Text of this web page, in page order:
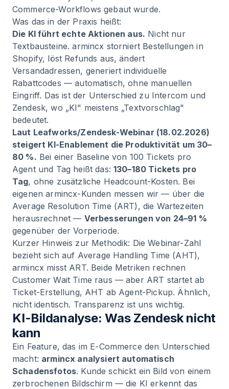
Commerce-Workflows gebaut wurde.
Was das in der Praxis heißt:
Die KI führt echte Aktionen aus. Nicht nur
Textbausteine. armincx storniert Bestellungen in
Shopify, löst Refunds aus, ändert
Versandadressen, generiert individuelle
Rabattcodes — automatisch, ohne manuellen
Eingriff. Das ist der Unterschied zu Intercom und
Zendesk, wo „KI" meistens „Textvorschlag"
bedeutet.
Laut Leafworks/Zendesk-Webinar (18.02.2026)
steigert KI-Enablement die Produktivität um 30–
80 %. Bei einer Baseline von 100 Tickets pro
Agent und Tag heißt das:130–180 Tickets pro
Tag, ohne zusätzliche Headcount-Kosten. Bei
eigenen armincx-Kunden messen wir — über die
Average Resolution Time (ART), die Wartezeiten
herausrechnet — Verbesserungen von 24–91 %
gegenüber der Vorperiode.
Kurzer Hinweis zur Methodik: Die Webinar-Zahl
bezieht sich auf Average Handling Time (AHT),
armincx misst ART. Beide Metriken rechnen
Customer Wait Time raus — aber ART startet ab
Ticket-Erstellung, AHT ab Agent-Pickup. Ähnlich,
nicht identisch. Transparenz ist uns wichtig.
KI-Bildanalyse: Was Zendesk nicht
kann
Ein Feature, das im E-Commerce den Unterschied
macht: armincx analysiert automatisch
Schadensfotos. Kunde schickt ein Bild von einem
zerbrochenen Bildschirm — die KI erkennt das